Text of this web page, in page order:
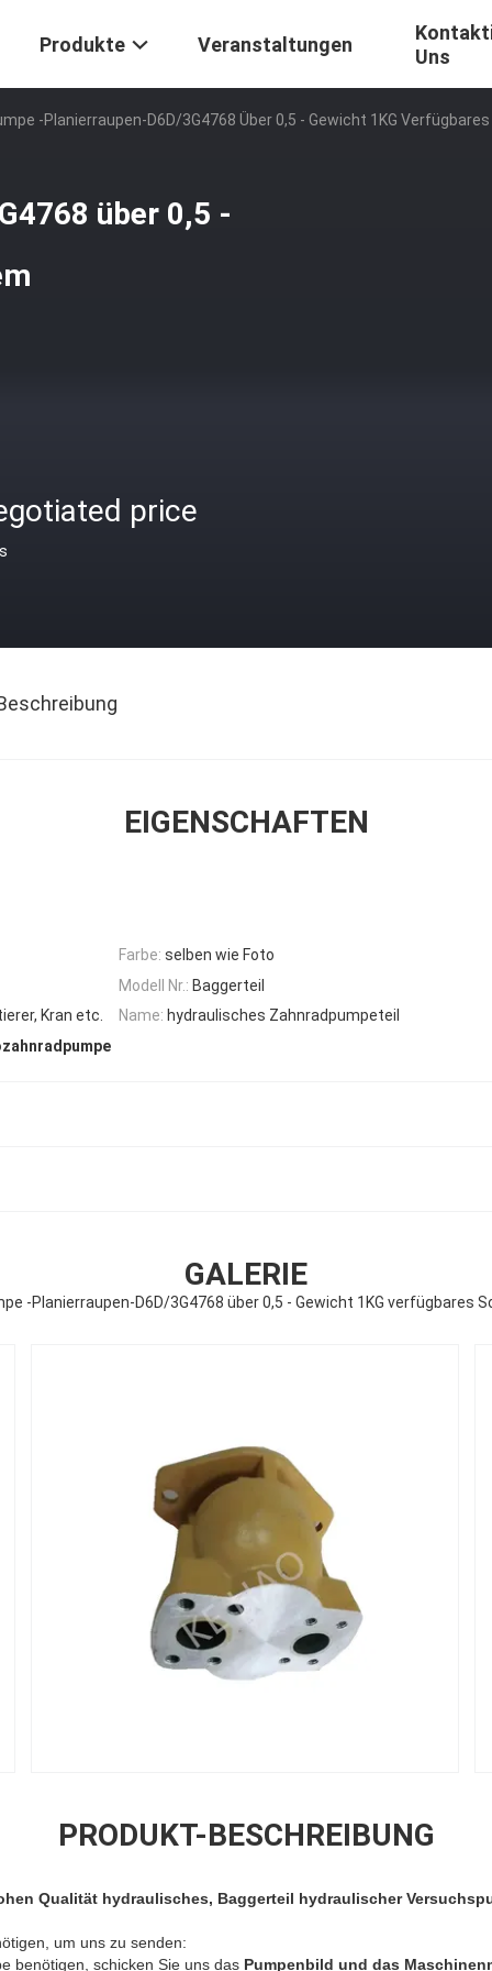
Produkte Veranstaltungen
Uns
-Planierraupen-D6D/3G4768 Über 0,5 - Gewicht 1KG
über 0,5 -
price
EIGENSCHAFTEN
Farbe: selben wie Foto
Modell Nr.: Baggerteil
Kran etc.
Name: hydraulisches Zahnradpumpeteil
GALERIE
-Planierraupen-D6D/3G4768 über 0,5 - Gewicht 1KG verfügbares
PRODUKT-BESCHREIBUNG
Qualität hydraulisches, Baggerteil hydraulischer
um uns zu senden:
benötigen, schicken Sie uns das Pumpenbild und das